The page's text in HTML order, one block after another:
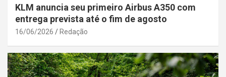
KLM anuncia seu primeiro Airbus A350 com
entrega prevista até o fim de agosto
16/06/2026 Redação